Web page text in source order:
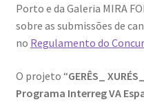
Porto e da Galeria MIRA
sobre as submissões de
no Regulamento do
O projeto “GERÊS_
Programa Interreg VA